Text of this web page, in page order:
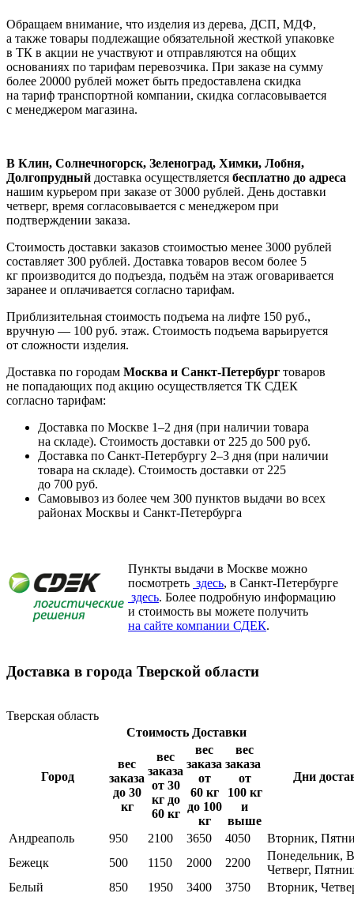
Обращаем внимание, что изделия из дерева, ДСП, МДФ,
а также товары подлежащие обязательной жесткой упаковке
в ТК в акции не участвуют и отправляются на общих
основаниях по тарифам перевозчика. При заказе на сумму
более 20000 рублей может быть предоставлена скидка
на тариф транспортной компании, скидка согласовывается
с менеджером магазина.
В Клин, Солнечногорск, Зеленоград, Химки, Лобня,
Долгопрудный доставка осуществляется бесплатно до адреса
нашим курьером при заказе от 3000 рублей. День доставки
четверг, время согласовывается с менеджером при
подтверждении заказа.
Стоимость доставки заказов стоимостью менее 3000 рублей
составляет 300 рублей. Доставка товаров весом более 5
кг производится до подъезда, подъём на этаж оговаривается
заранее и оплачивается согласно тарифам.
Приблизительная стоимость подъема на лифте 150 руб.,
вручную — 100 руб. этаж. Стоимость подъема варьируется
от сложности изделия.
Доставка по городам Москва и Санкт-Петербург товаров
не попадающих под акцию осуществляется ТК СДЕК
согласно тарифам:
Доставка по Москве 1–2 дня (при наличии товара
на складе). Стоимость доставки от 225 до 500 руб.
Доставка по Санкт-Петербургу 2–3 дня (при наличии
товара на складе). Стоимость доставки от 225
до 700 руб.
Самовывоз из более чем 300 пунктов выдачи во всех
районах Москвы и Санкт-Петербурга
Пункты выдачи в Москве можно
посмотреть здесь, в Санкт-Петербурге
здесь. Более подробную информацию
и стоимость вы можете получить
на сайте компании СДЕК.
Доставка в города Тверской области
Тверская область
Город
Стоимость Доставки
Дни
вес
заказа
до 30
кг
вес
заказа
от 30
кгдо
60 кг
вес
заказа
от
60кг
до 100
кг
вес
заказа
от
100кг
и
выше
Андреаполь
950 2100 3650 4050
Вторник,
Бежецк
500 1150 2000 2200
Понедельник,
Четверг,
Белый
850 1950 3400 3750
Вторник,